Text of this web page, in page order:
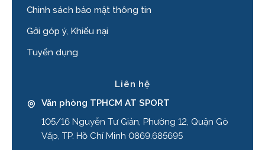
Chinh sách bảo mật thông tin
Gởi góp ý, Khiếu nại
Tuyển dụng
Liên hệ
Văn phòng TPHCM AT SPORT
105/16 Nguyễn Tư Giản, Phường 12, Quận Gò
Vấp, TP. Hồ Chí Minh 0869.685695